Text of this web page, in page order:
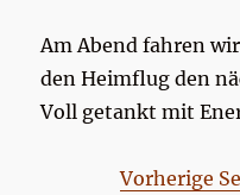
Am Abend fahren
den Heimflug den
Voll getankt mit
Vorherige